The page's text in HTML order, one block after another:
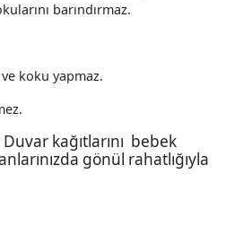
barındırmaz.
koku yapmaz.
kağıtlarını bebek
gönül rahatlığıyla